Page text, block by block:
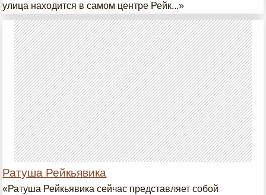
улица находится в самом центре Рейк...»
Ратуша Рейкьявика
«Ратуша Рейкьявика сейчас представляет собой